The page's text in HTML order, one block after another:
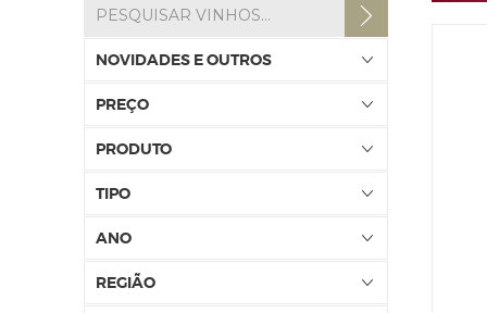
NOVIDADES E OUTROS
PREÇO
PRODUTO
TIPO
ANO
REGIÃO